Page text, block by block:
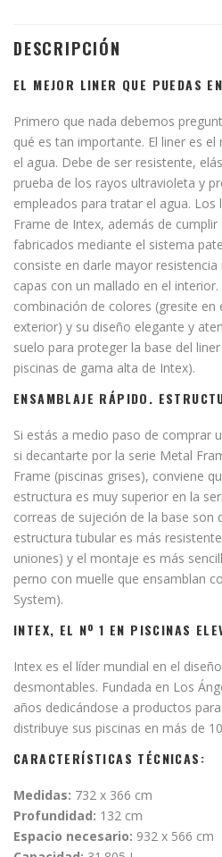
DESCRIPCIÓN
EL MEJOR LINER QUE PUEDAS
Primero que nada debemos
qué es tan importante. El liner es
el agua. Debe de ser resistente,
prueba de los rayos ultravioleta y
empleados para tratar el agua. Los
Frame de Intex, además de
fabricados mediante el sistema
consiste en darle mayor
capas con un mallado en el
combinación de colores (gresite en
exterior) y su diseño elegante y
suelo para proteger la base del
piscinas de gama alta de Intex).
ENSAMBLAJE RÁPIDO.
Si estás a medio paso de comprar
si decantarte por la serie Metal
Frame (piscinas grises), conviene
estructura es muy superior en la
correas de sujeción de la base son
estructura tubular es más
uniones) y el montaje es más
perno con muelle que ensamblan
System).
INTEX, EL Nº 1 EN PISCINAS
Intex es el líder mundial en el
desmontables. Fundada en Los
años dedicándose a productos
distribuye sus piscinas en más de
CARACTERÍSTICAS TÉCNICAS:
Medidas: 732 x 366 cm
Profundidad: 132 cm
Espacio necesario: 932 x 566 cm